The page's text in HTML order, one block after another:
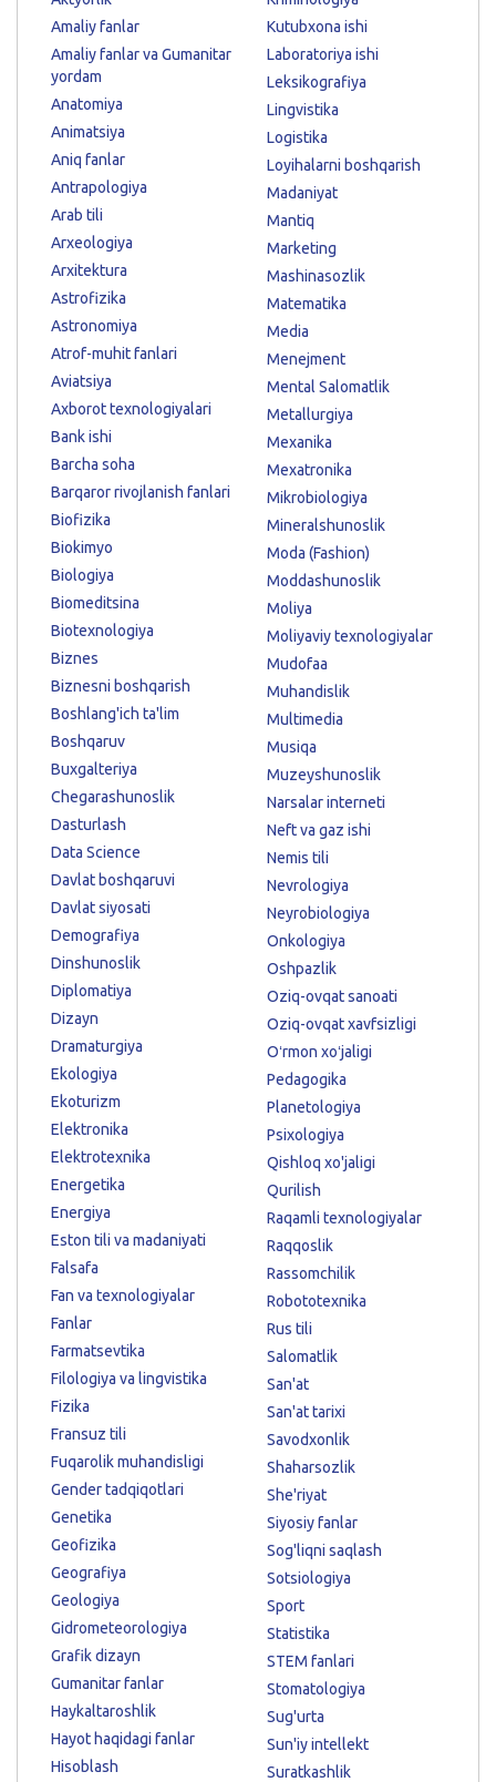
Amaliy fanlar
Amaliy fanlar va Gumanitar
yordam
Anatomiya
Animatsiya
Aniq fanlar
Antrapologiya
Arab tili
Arxeologiya
Arxitektura
Astrofizika
Astronomiya
Atrof-muhit fanlari
Aviatsiya
Axborot texnologiyalari
Bank ishi
Barcha soha
Barqaror rivojlanish fanlari
Biofizika
Biokimyo
Biologiya
Biomeditsina
Biotexnologiya
Biznes
Biznesni boshqarish
Boshlang'ich ta'lim
Boshqaruv
Buxgalteriya
Chegarashunoslik
Dasturlash
Data Science
Davlat boshqaruvi
Davlat siyosati
Demografiya
Dinshunoslik
Diplomatiya
Dizayn
Dramaturgiya
Ekologiya
Ekoturizm
Elektronika
Elektrotexnika
Energetika
Energiya
Eston tili va madaniyati
Falsafa
Fan va texnologiyalar
Fanlar
Farmatsevtika
Filologiya va lingvistika
Fizika
Fransuz tili
Fuqarolik muhandisligi
Gender tadqiqotlari
Genetika
Geofizika
Geografiya
Geologiya
Gidrometeorologiya
Grafik dizayn
Gumanitar fanlar
Haykaltaroshlik
Hayot haqidagi fanlar
Hisoblash
Kutubxona ishi
Laboratoriya ishi
Leksikografiya
Lingvistika
Logistika
Loyihalarni boshqarish
Madaniyat
Mantiq
Marketing
Mashinasozlik
Matematika
Media
Menejment
Mental Salomatlik
Metallurgiya
Mexanika
Mexatronika
Mikrobiologiya
Mineralshunoslik
Moda (Fashion)
Moddashunoslik
Moliya
Moliyaviy texnologiyalar
Mudofaa
Muhandislik
Multimedia
Musiqa
Muzeyshunoslik
Narsalar interneti
Neft va gaz ishi
Nemis tili
Nevrologiya
Neyrobiologiya
Onkologiya
Oshpazlik
Oziq-ovqat sanoati
Oziq-ovqat xavfsizligi
Oʻrmon xoʻjaligi
Pedagogika
Planetologiya
Psixologiya
Qishloq xo'jaligi
Qurilish
Raqamli texnologiyalar
Raqqoslik
Rassomchilik
Robototexnika
Rus tili
Salomatlik
San'at
San'at tarixi
Savodxonlik
Shaharsozlik
She'riyat
Siyosiy fanlar
Sog'liqni saqlash
Sotsiologiya
Sport
Statistika
STEM fanlari
Stomatologiya
Sug'urta
Sun'iy intellekt
Suratkashlik